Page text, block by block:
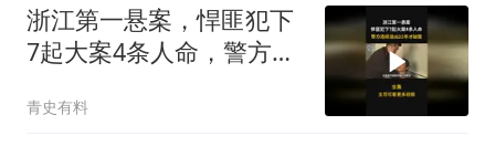
浙江第一悬案，悍匪犯下
7起大案4条人命，警方连
青史有料